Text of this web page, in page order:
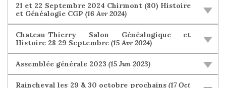
21 et 22 Septembre 2024 Chirmont (80) Histoire
et Généalogie CGP (16 Avr 2024)
Chateau-Thierry Salon Généalogique et
Histoire 28 29 Septembre (15 Avr 2024)
Assemblée générale 2023 (15 Jun 2023)
Raincheval les 29 & 30 octobre prochains(17 Oct